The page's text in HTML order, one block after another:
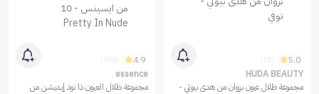
5.0
HUDA BEAUTY
مجموعة ظلال عيون بروان من هدى بيوتي -
4.9
essence
مجموعة ظلال العيون ذا نود إيديشن من